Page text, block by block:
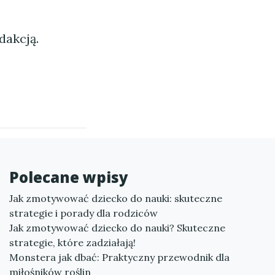
Polecane wpisy
Jak zmotywować dziecko do nauki: skuteczne
strategie i porady dla rodziców
Jak zmotywować dziecko do nauki? Skuteczne
strategie, które zadziałają!
Monstera jak dbać: Praktyczny przewodnik dla
miłośników roślin